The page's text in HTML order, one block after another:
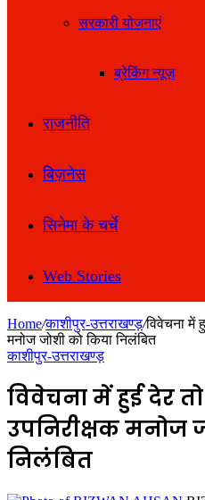
सरकारी योजनाएं
ब्रेकिंग न्यूज़
राजनीति
बिज़नेस
सिनेमा के चर्चे
Web Stories
Home/काशीपुर-उत्तराखण्ड़/विवेचना में
मनोज जोशी को किया निलंबित
काशीपुर-उत्तराखण्ड़
विवेचना में हुई देर
उपनिरीक्षक मनोज
निलंबित